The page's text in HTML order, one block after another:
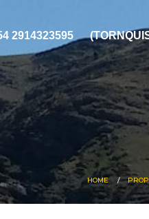
2914323595
HOME